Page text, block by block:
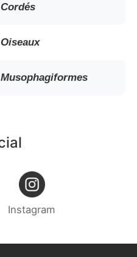
Cordés
Oiseaux
Musophagiformes